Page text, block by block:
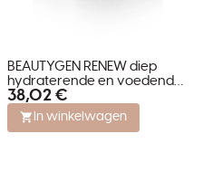
BEAUTYGEN RENEW diep
hydraterende en voedende
BODY CREAM
38,02 €
In winkelwagen